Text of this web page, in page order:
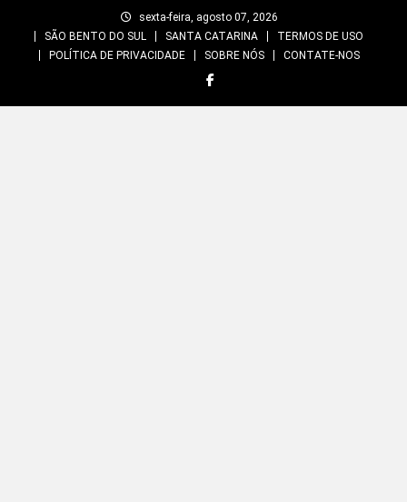
sexta-feira, agosto 07, 2026
SÃO BENTO DO SUL
SANTA CATARINA
TERMOS DE USO
POLÍTICA DE PRIVACIDADE
SOBRE NÓS CONTATE-NOS